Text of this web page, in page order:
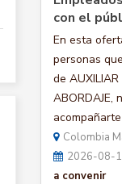
con el
En esta
personas
de
ABORDAJE,
Colombia
2026-08-
a convenir